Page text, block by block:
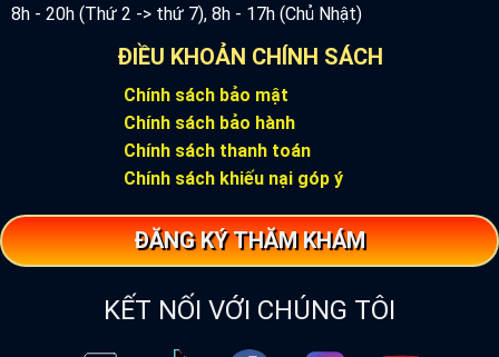
8h - 20h (Thứ 2 -> thứ 7), 8h - 17h (Chủ Nhật)
ĐIỀU KHOẢN CHÍNH SÁCH
Chính sách bảo mật
Chính sách bảo hành
Chính sách thanh toán
Chính sách khiếu nại góp ý
ĐĂNG KÝ THĂM KHÁM
KẾT NỐI VỚI CHÚNG TÔI